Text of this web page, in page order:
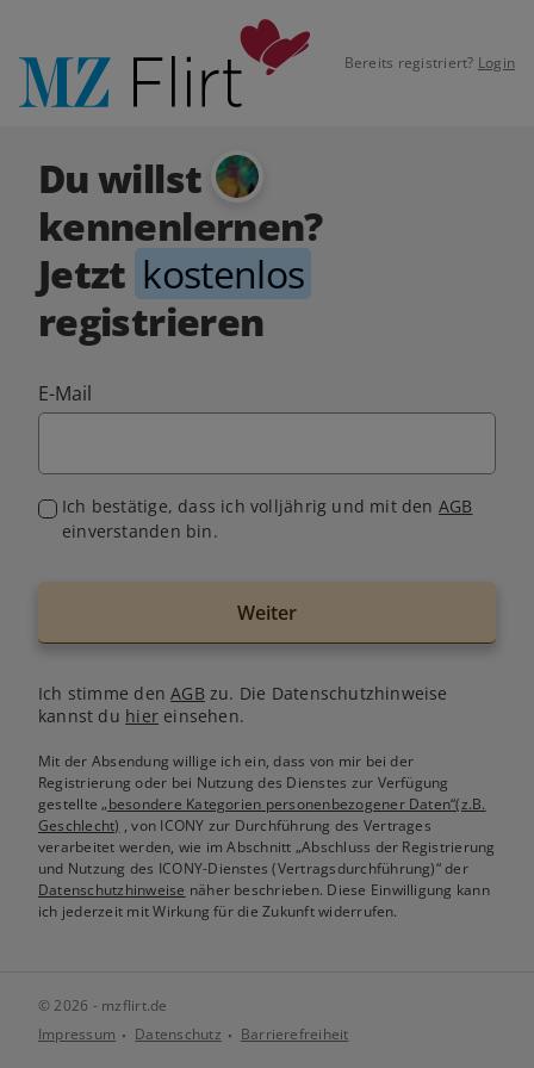
Bereits registriert? Login
Du willst
kennenlernen?
Jetzt kostenlos
registrieren
E-Mail
Ich bestätige, dass ich volljährig und mit den AGB
einverstanden bin.
Weiter
Ich stimme denAGB zu. Die Datenschutzhinweise
kannst du hiereinsehen.
Mit der Absendung willige ich ein, dass von mir bei der
Registrierung oder bei Nutzung des Dienstes zur Verfügung
gestellte„besondere Kategorien personenbezogener Daten“(z.B.
Geschlecht) , von ICONY zur Durchführung des Vertrages
verarbeitet werden, wie im Abschnitt „Abschluss der Registrierung
und Nutzung des ICONY-Dienstes (Vertragsdurchführung)“ der
Datenschutzhinweise näher beschrieben. Diese Einwilligung kann
ich jederzeit mit Wirkung für die Zukunft widerrufen.
© 2026 - mzflirt.de
Impressum
Datenschutz Barrierefreiheit